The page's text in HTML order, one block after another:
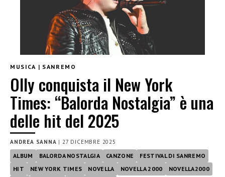
MUSICA | SANREMO
Olly conquista il New York
Times: “Balorda Nostalgia” è una
delle hit del 2025
ANDREA SANNA | 27 DICEMBRE 2025
ALBUM BALORDA NOSTALGIA CANZONE
FESTIVAL DI SANREMO
HIT
NEW YORK TIMES NOVELLA NOVELLA 2000
NOVELLA2000